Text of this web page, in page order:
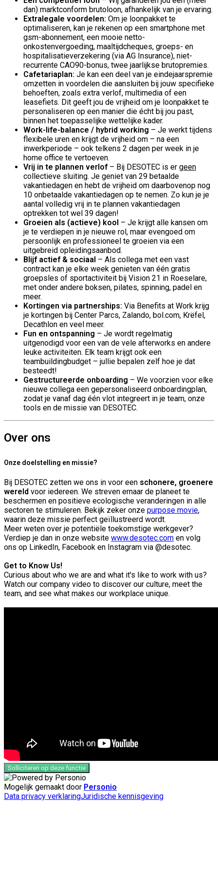
dan) marktconform brutoloon, afhankelijk van je ervaring.
Extralegale voordelen: Om je loonpakket te
optimaliseren, kan je rekenen op een smartphone met
gsm-abonnement, een mooie netto-
onkostenvergoeding, maaltijdcheques, groeps- en
hospitalisatieverzekering (via AG Insurance), niet-
recurrente CAO90-bonus, twee jaarlijkse brutopremies.
Cafetariaplan: Je kan een deel van je eindejaarspremie
omzetten in voordelen die aansluiten bij jouw specifieke
behoeften, zoals extra verlof, multimedia of een
leasefiets. Dit geeft jou de vrijheid om je loonpakket te
personaliseren op een manier die écht bij jou past,
binnen het toepasselijke wettelijke kader.
Work-life-balance / hybrid working – Je werkt tijdens
flexibele uren en krijgt de vrijheid om – na een
inwerkperiode – ook telkens 2 dagen per week in je
home office te vertoeven.
Vrij in te plannen verlof – Bij DESOTEC is er geen
collectieve sluiting. Je geniet van 29 betaalde
vakantiedagen en hebt de vrijheid om daarbovenop nog
10 onbetaalde vakantiedagen op te nemen. Zo kun je je
aantal volledig vrij in te plannen vakantiedagen
optrekken tot wel 39 dagen!
Groeien als (actieve) kool – Je krijgt alle kansen om
je te verdiepen in je nieuwe rol, maar evengoed om
persoonlijk en professioneel te groeien via een
uitgebreid opleidingsaanbod.
Blijf actief & sociaal – Als collega met een vast
contract kan je elke week genieten van één gratis
groepsles of sportactiviteit bij Vision 21 in Roeselare,
met onder andere boksen, pilates, spinning, padel en
meer.
Kortingen via partnerships: Via Benefits at Work krijg
je kortingen bij Center Parcs, Zalando, bol.com, Krëfel,
Decathlon en veel meer.
Fun en ontspanning – Je wordt regelmatig
uitgenodigd voor een van de vele afterworks en andere
leuke activiteiten. Elk team krijgt ook een
teambuildingbudget – jullie bepalen zelf hoe je dat
besteedt!
Gestructureerde onboarding – We voorzien voor elke
nieuwe collega een gepersonaliseerd onboardingplan,
zodat je vanaf dag één vlot integreert in je team, onze
tools en de missie van DESOTEC.
Over ons
Onze doelstelling en missie?
Bij DESOTEC zetten we ons in voor een schonere, groenere
wereld voor iedereen. We streven ernaar de planeet te
beschermen en positieve ecologische veranderingen in alle
sectoren te stimuleren. Bekijk zeker onze purpose movie,
waarin deze missie perfect geïllustreerd wordt.
Meer weten over je potentiële toekomstige werkgever?
Verdiep je dan in onze website www.desotec.com en volg
ons op LinkedIn, Facebook en Instagram via @desotec.
Get to Know Us!
Curious about who we are and what it's like to work with us?
Watch our company video to discover our culture, meet the
team, and see what makes our workplace unique.
Solliciteren op deze functie
Mogelijk gemaakt door Personio
Data privacy verklaringJuridische kennisgeving